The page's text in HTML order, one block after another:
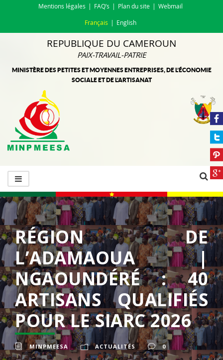
Mentions légales FAQ’s Plan du site Webmail
Français English
REPUBLIQUE DU CAMEROUN
PAIX-TRAVAIL-PATRIE
MINISTÈRE DES PETITES ET MOYENNES ENTREPRISES, DE L’ÉCONOMIE
SOCIALE ET DE L’ARTISANAT
RÉGION DE
L’ADAMAOUA |
NGAOUNDÉRÉ : 40
ARTISANS QUALIFIÉS
POUR LE SIARC 2026
MINPMEESA ACTUALITÉS 0